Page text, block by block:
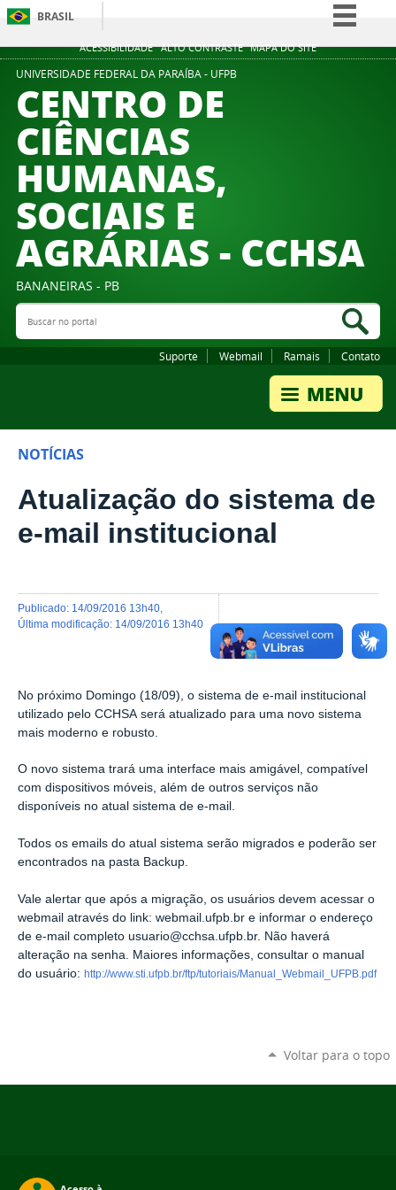
ACESSIBILIDADE ALTO CONTRASTE MAPA DO SITE
BRASIL
Simplifique!
UNIVERSIDADE FEDERAL DA PARAÍBA - UFPB
CENTRO DE
CIÊNCIAS
HUMANAS,
SOCIAIS E
AGRÁRIAS - CCHSA
BANANEIRAS - PB
Buscar no portal
Suporte Webmail Ramais Contato
NOTÍCIAS
Atualização do sistema de
e-mail institucional
publicado: 14/09/2016 13h40
última modificação: 14/09/2016 13h40
No próximo Domingo (18/09), o sistema de e-mail institucional
utilizado pelo CCHSA será atualizado para uma novo sistema
mais moderno e robusto.
O novo sistema trará uma interface mais amigável, compatível
com dispositivos móveis, além de outros serviços não
disponíveis no atual sistema de e-mail.
Todos os emails do atual sistema serão migrados e poderão ser
encontrados na pasta Backup.
Vale alertar que após a migração, os usuários devem acessar o
webmail através do link: webmail.ufpb.br e informar o endereço
de e-mail completo usuario@cchsa.ufpb.br. Não haverá
alteração na senha. Maiores informações, consultar o manual
do usuário: http://www.sti.ufpb.br/ftp/tutoriais/Manual_Webmail_UFPB.pdf
Voltar para o topo